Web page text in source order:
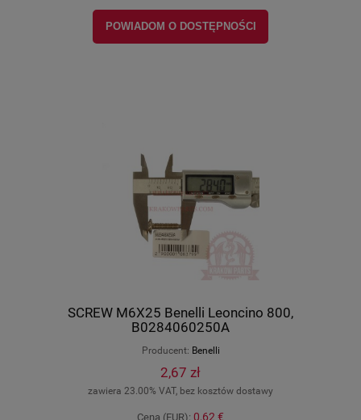
POWIADOM O DOSTĘPNOŚCI
SCREW M6X25 Benelli Leoncino 800,
B0284060250A
Producent: Benelli
2,67 zł
zawiera 23.00% VAT, bez kosztów dostawy
Cena (EUR): 0,62 €